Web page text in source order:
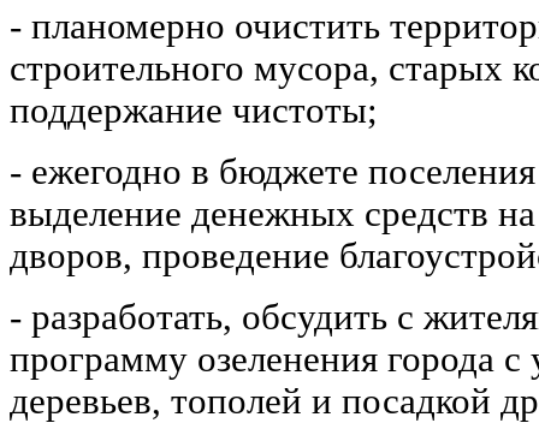
- планомерно очистить
строительного мусора, старых
поддержание чистоты;
- ежегодно в бюджете
выделение денежных средств на
дворов, проведение
- разработать, обсудить с
программу озеленения города
деревьев, тополей и посадкой